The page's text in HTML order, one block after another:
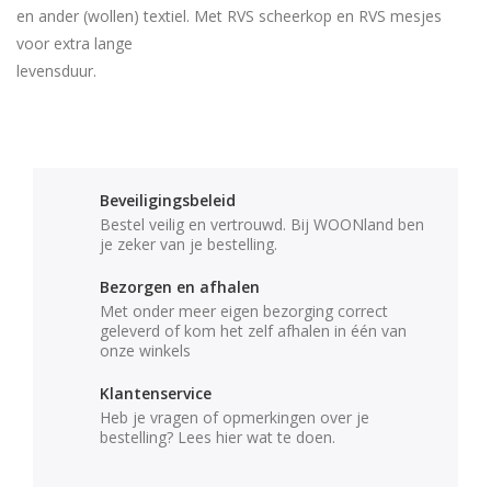
en ander (wollen) textiel. Met RVS scheerkop en RVS mesjes
voor extra lange
levensduur.
Beveiligingsbeleid
Bestel veilig en vertrouwd. Bij WOONland ben
je zeker van je bestelling.
Bezorgen en afhalen
Met onder meer eigen bezorging correct
geleverd of kom het zelf afhalen in één van
onze winkels
Klantenservice
Heb je vragen of opmerkingen over je
bestelling? Lees hier wat te doen.